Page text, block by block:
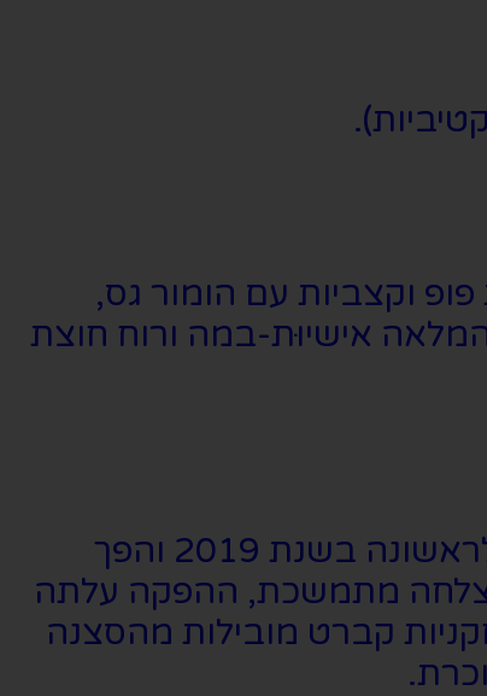
פופ וקצביות עם הומור גס,
אישיוּת-במה ורוח חוצת
המחזמר נכתב על ידי רובין גרנט וטים גילבין, והוא פותח כמופע עצמאי שעלה לראשונה בשנת 2019 והפך
הצלחה מתמשכת, ההפקה עלתה
קברט מובילות מהסצנה